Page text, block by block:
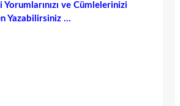
ve Cümlelerinizi
Yazabilirsiniz …